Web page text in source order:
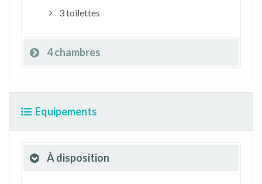
3 toilettes
4 chambres
Equipements
À disposition